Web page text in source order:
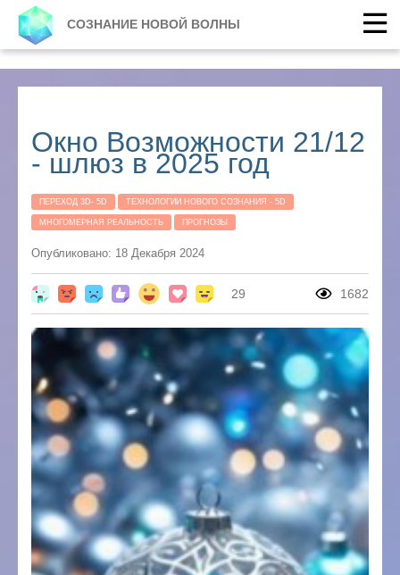
СОЗНАНИЕ НОВОЙ ВОЛНЫ
Окно Возможности 21/12
- шлюз в 2025 год
ПЕРЕХОД 3D- 5D ТЕХНОЛОГИИ НОВОГО СОЗНАНИЯ - 5D
МНОГОМЕРНАЯ РЕАЛЬНОСТЬ ПРОГНОЗЫ
Опубликовано: 18 Декабря 2024
29 1682